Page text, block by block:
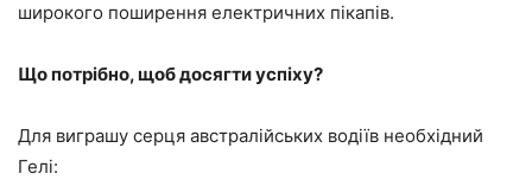
широкого поширення електричних пікапів.
Що потрібно, щоб досягти успіху?
Для виграшу серця австралійських водіїв необхідний
Гелі: